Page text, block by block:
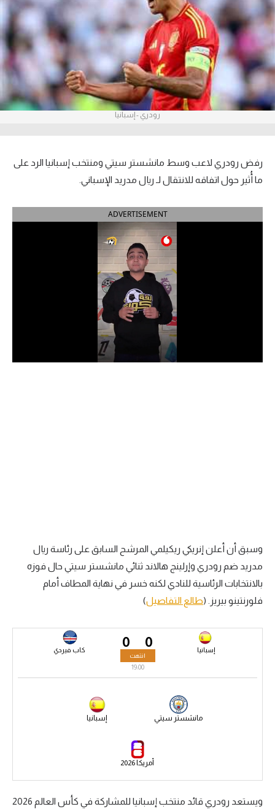
آراء حرة
ركن الألعاب
بطولات
أمريكا 2026
الدوري الإنجليزي الممتاز
الدوري الإسباني
الدوري السعودي للمحترفين
منتخب مصر
سعودي في الجول
الدوري الإنجليزي
دوري أبطال أوروبا
رودري - إسبانيا
رفض رودري لاعب وسط مانشستر سيتي ومنتخب إسبانيا الرد على
ما أُثير حول اتفاقه للانتقال لـ ريال مدريد الإسباني.
ADVERTISEMENT
وسبق أن أعلن إنريكي ريكيلمي المرشح السابق على رئاسة ريال
مدريد ضم رودري وإرلينج هالاند ثنائي مانشستر سيتي حال فوزه
بالانتخابات الرئاسية للنادي لكنه خسر في نهاية المطاف أمام
فلورنتينو بيريز. (طالع التفاصيل)
0 إسبانيا 0 كاب فيردي
انتهت
19:00
مانشستر سيتي إسبانيا
أمريكا 2026
ويستعد رودري قائد منتخب إسبانيا للمشاركة في كأس العالم 2026